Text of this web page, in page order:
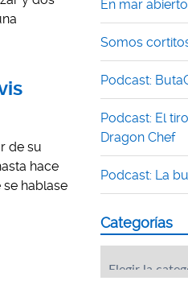
de su
hace
hablase
En mar
Somos
Podcast:
Podcast: El
Dragon Chef
Podcast: La
Categorías